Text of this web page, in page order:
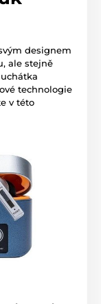
designem
ale stejně
technologie
v této